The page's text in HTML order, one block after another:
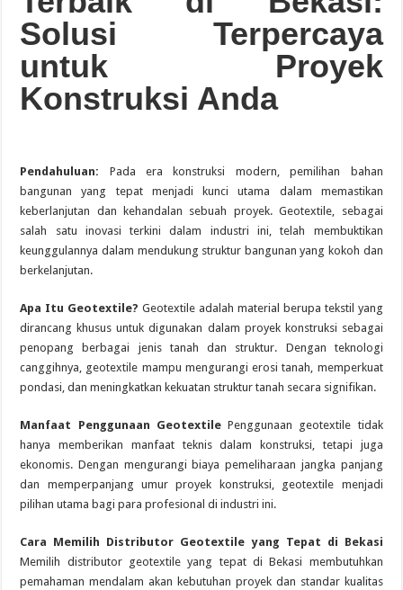
Онлайн Казино України Фавбет казино Рейтинг Найкращих Сайтів
Solusi Terpercaya
untuk Proyek
Konstruksi Anda
Pendahuluan: Pada era konstruksi modern, pemilihan bahan
bangunan yang tepat menjadi kunci utama dalam memastikan
keberlanjutan dan kehandalan sebuah proyek. Geotextile, sebagai
salah satu inovasi terkini dalam industri ini, telah membuktikan
keunggulannya dalam mendukung struktur bangunan yang kokoh dan
berkelanjutan.
Apa Itu Geotextile? Geotextile adalah material berupa tekstil yang
dirancang khusus untuk digunakan dalam proyek konstruksi sebagai
penopang berbagai jenis tanah dan struktur. Dengan teknologi
canggihnya, geotextile mampu mengurangi erosi tanah, memperkuat
pondasi, dan meningkatkan kekuatan struktur tanah secara signifikan.
Manfaat Penggunaan GeotextilePenggunaan geotextile tidak
hanya memberikan manfaat teknis dalam konstruksi, tetapi juga
ekonomis. Dengan mengurangi biaya pemeliharaan jangka panjang
dan memperpanjang umur proyek konstruksi, geotextile menjadi
pilihan utama bagi para profesional di industri ini.
Cara Memilih Distributor Geotextile yang Tepat di Bekasi
Memilih distributor geotextile yang tepat di Bekasi membutuhkan
pemahaman mendalam akan kebutuhan proyek dan standar kualitas